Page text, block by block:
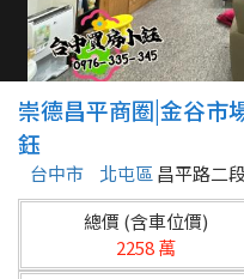
2026 高雄降價好屋限量釋出
縣市
台北市
基隆市
崇德昌平商圈|金谷市
鈺
台中市 北屯區 昌平路二
總價 (含車位價)
2258 萬